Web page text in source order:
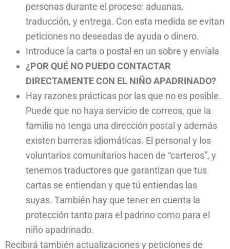
personas durante el proceso: aduanas,
traducción, y entrega. Con esta medida se evitan
peticiones no deseadas de ayuda o dinero.
Introduce la carta o postal en un sobre y envíala
¿POR QUÉ NO PUEDO CONTACTAR
DIRECTAMENTE CON EL NIÑO APADRINADO?
Hay razones prácticas por las que no es posible.
Puede que no haya servicio de correos, que la
familia no tenga una dirección postal y además
existen barreras idiomáticas. El personal y los
voluntarios comunitarios hacen de “carteros”, y
tenemos traductores que garantizan que tus
cartas se entiendan y que tú entiendas las
suyas. También hay que tener en cuenta la
protección tanto para el padrino como para el
niño apadrinado.
Recibirá también actualizaciones y peticiones de